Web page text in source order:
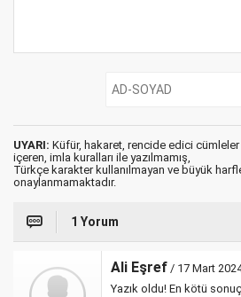
UYARI: Küfür, hakaret, rencide edici cümleler
içeren, imla kuralları ile yazılmamış,
Türkçe karakter kullanılmayan ve büyük
onaylanmamaktadır.
1 Yorum
Ali Eşref / 17 Mart
Yazık oldu! En kötü